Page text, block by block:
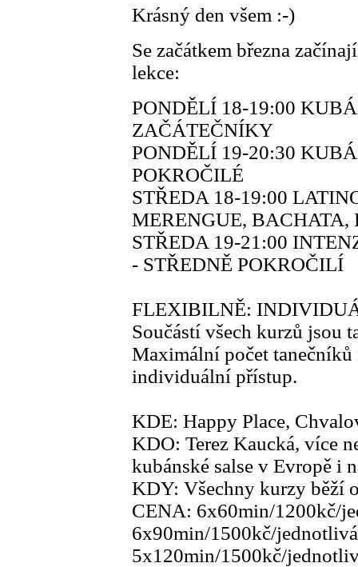
Krásný den všem :-)
Se začátkem března
lekce:
PONDĚLÍ 18-19:00
ZAČÁTEČNÍKY
PONDĚLÍ 19-20:30
POKROČILÉ
STŘEDA 18-19:00
MERENGUE, BACHATA,
STŘEDA 19-21:00
- STŘEDNĚ POKROČILÍ
FLEXIBILNĚ:
Součástí všech kurzů jsou
Maximální počet tanečníků
individuální přístup.
KDE: Happy Place,
KDO: Terez Kaucká, více
kubánské salse v Evropě i
KDY: Všechny kurzy běží
CENA: 6x60min/1200kč/
6x90min/1500kč/
5x120min/1500kč/